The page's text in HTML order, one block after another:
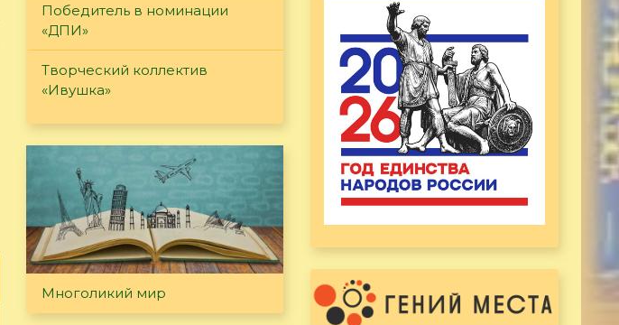
Победитель в номинации
«ДПИ»
Творческий коллектив
«Ивушка»
Многоликий мир